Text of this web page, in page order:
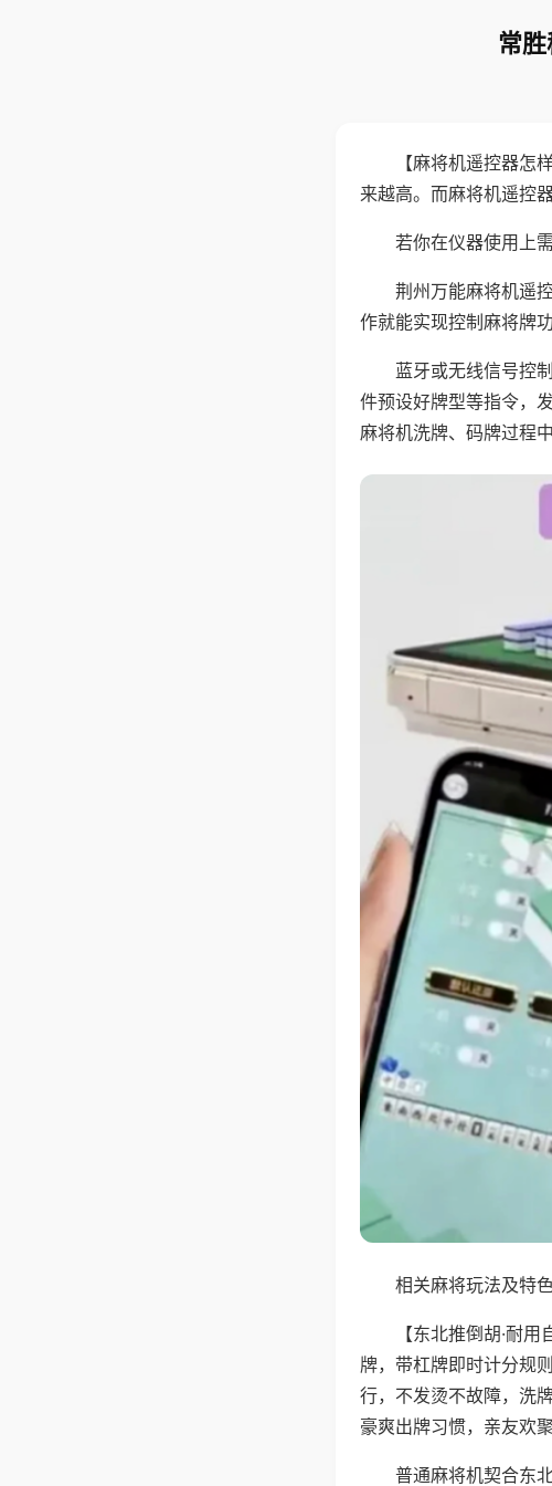
常
【麻将机遥控器
来越高。而麻将机遥控
若你在仪器使用上
荆州万能麻将机遥
作就能实现控制麻将牌
蓝牙或无线信号控
件预设好牌型等指令，
麻将机洗牌、码牌过程
相关麻将玩法及特
【东北推倒胡·耐
牌，带杠牌即时计分规
行，不发烫不故障，洗
豪爽出牌习惯，亲友欢
普通麻将机契合东